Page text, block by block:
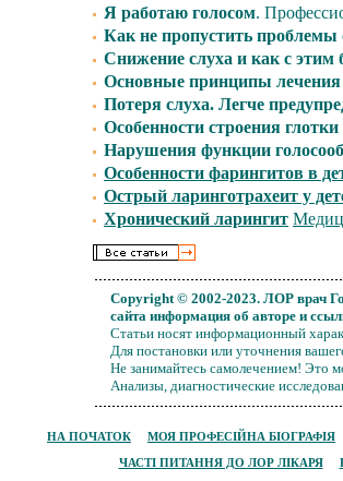
Я работаю голосом.
Как не пропустить проблемы
Снижение слуха и как с этим
Основные принципы лечения
Потеря слуха. Легче
Особенности строения глотки
Нарушения функции
Особенности фарингитов в
Острый ларинготрахеит у
Хронический ларингит
Copyright © 2002-2023. ЛОР врач
сайта информация об авторе и
Статьи носят информационный
Для постановки или уточнения
Не занимайтесь самолечением! Это
Анализы, диагностические
НА ПОЧАТОК МОЯ ПРОФЕСІЙНА БІОГРАФІЯ
ЧАСТІ ПИТАННЯ ДО ЛОР ЛІКАРЯ